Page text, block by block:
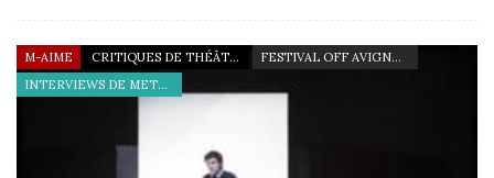
M-AIME CRITIQUES DE THÉÂTRE
FESTIVAL OFF AVIGNON 19
INTERVIEWS DE METTEURS EN SCÈNE